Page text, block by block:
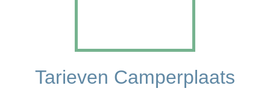
Tarieven Camperplaats